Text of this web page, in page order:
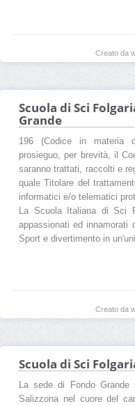
Creato da
Scuola di Sci
Grande
196 (Codice in materia
prosieguo, per brevità, il
saranno trattati, raccolti e
quale Titolare del
informatici e/o telematici
La Scuola Italiana di Sci
appassionati ed innamorati
Sport e divertimento in
Creato da
Scuola di Sci
La sede di Fondo
Salizzona nel cuore del